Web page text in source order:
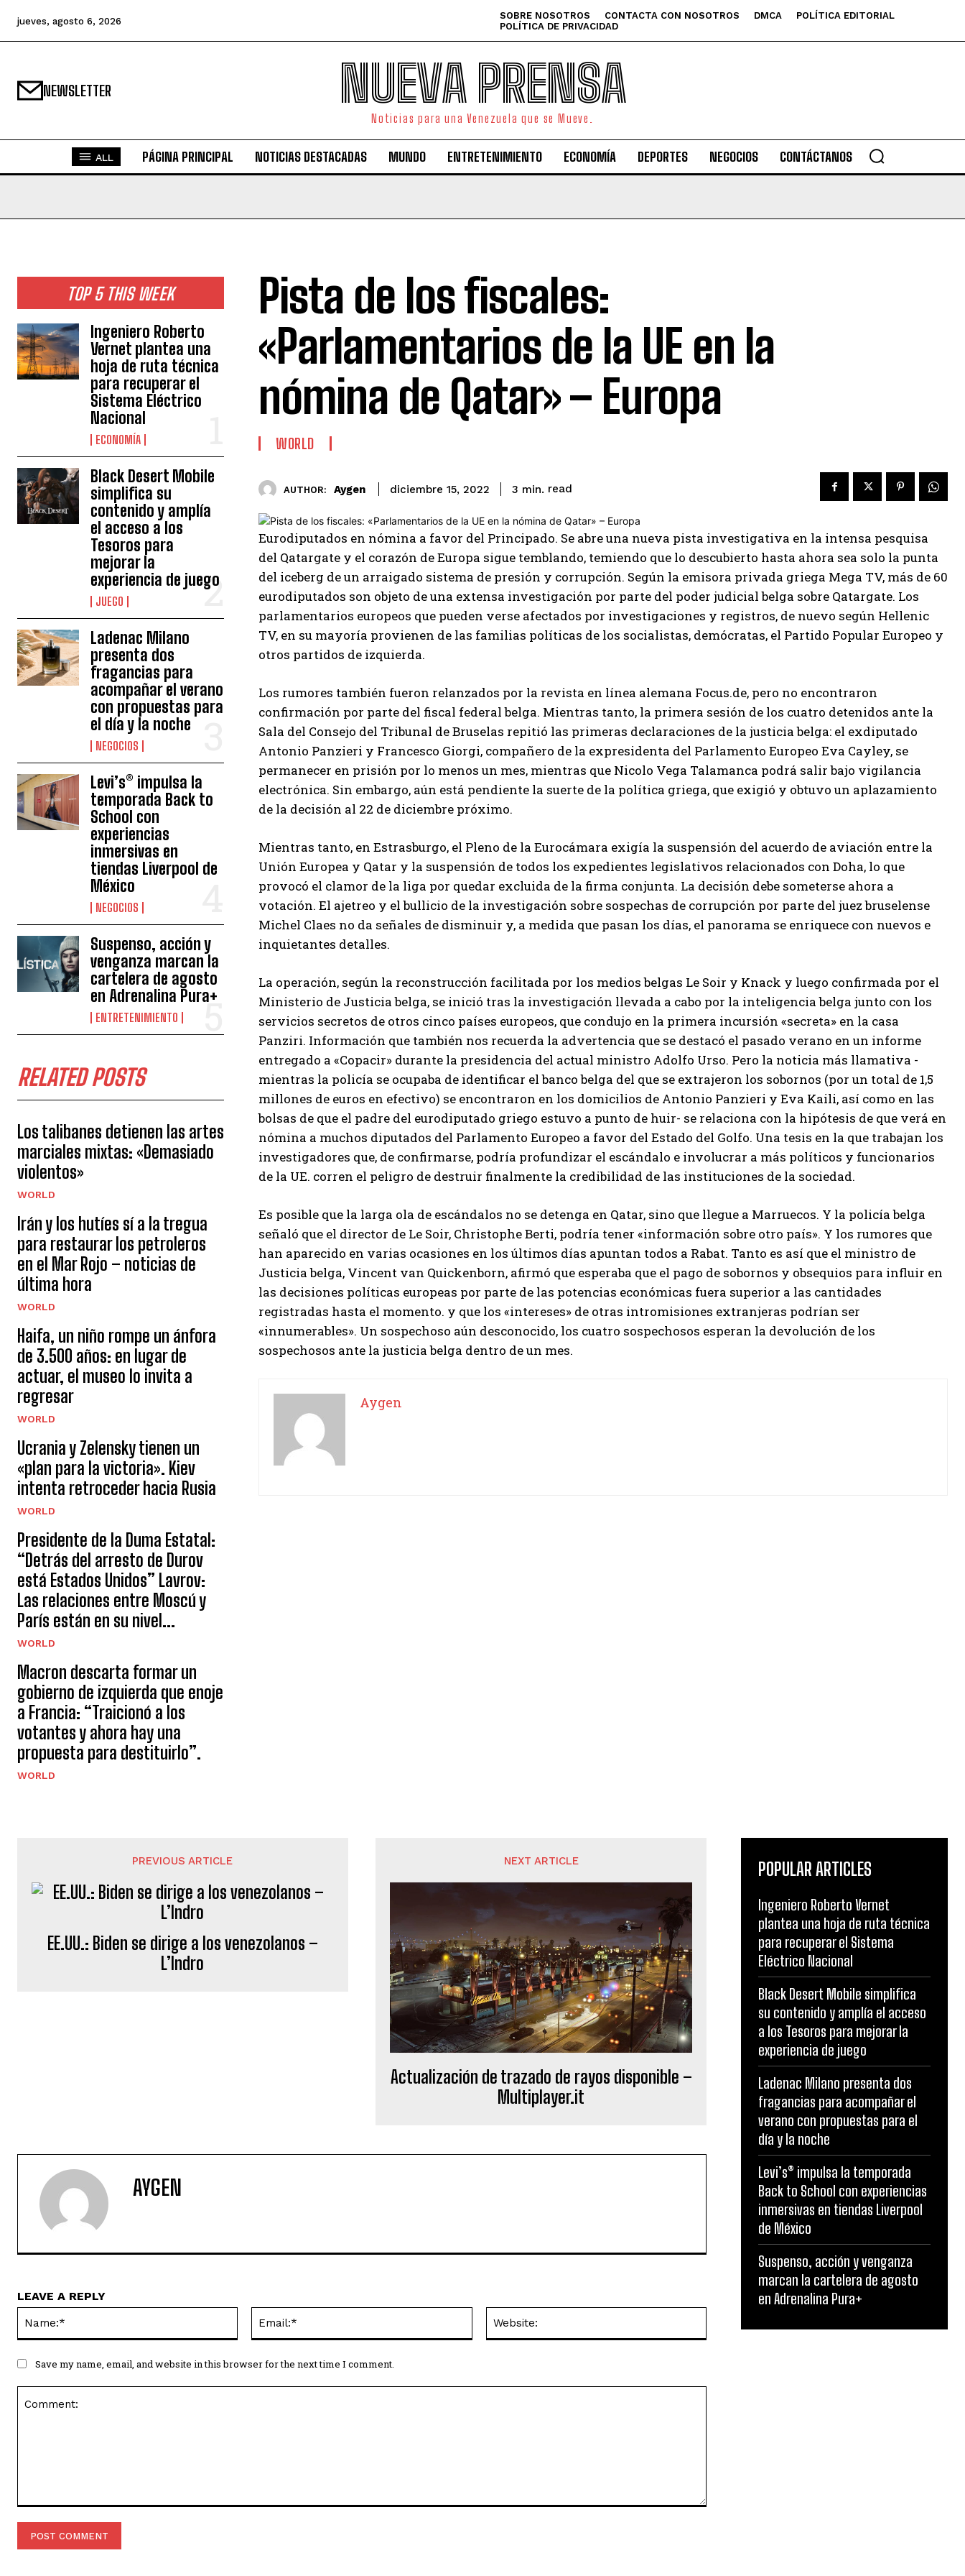
I WANT IN
I've read and accept thePrivacy Policy.
jueves, agosto 6, 2026 SOBRE NOSOTROS CONTACTA CON NOSOTROS DMCA
POLÍTICA EDITORIAL
POLÍTICA DE PRIVACIDAD
NEWSLETTER NUEVA PRENSA
Noticias para una Venezuela que se Mueve.
ALL PÁGINA PRINCIPAL NOTICIAS DESTACADAS MUNDO ENTRETENIMIENTO ECONOMÍA DEPORTES NEGOCIOS CONTÁCTANOS
TOP 5 THIS WEEK
Ingeniero Roberto
Vernet plantea una
hoja de ruta técnica
para recuperar el
Sistema Eléctrico
Nacional
ECONOMÍA
Black Desert Mobile
simplifica su
contenido y amplía
el acceso a los
Tesoros para
mejorar la
experiencia de juego
JUEGO
Ladenac Milano
presenta dos
fragancias para
acompañar el verano
con propuestas para
el día y la noche
NEGOCIOS
Levi’s® impulsa la
temporada Back to
School con
experiencias
inmersivas en
tiendas Liverpool de
México
NEGOCIOS
Suspenso, acción y
venganza marcan la
cartelera de agosto
en Adrenalina Pura+
ENTRETENIMIENTO
RELATED POSTS
Los talibanes detienen las artes
marciales mixtas: «Demasiado
violentos»
WORLD
Irán y los hutíes sí a la tregua
para restaurar los petroleros
en el Mar Rojo – noticias de
última hora
WORLD
Haifa, un niño rompe un ánfora
de 3.500 años: en lugar de
actuar, el museo lo invita a
regresar
WORLD
Ucrania y Zelensky tienen un
«plan para la victoria». Kiev
intenta retroceder hacia Rusia
WORLD
Presidente de la Duma Estatal:
“Detrás del arresto de Durov
está Estados Unidos” Lavrov:
Las relaciones entre Moscú y
París están en su nivel...
WORLD
Macron descarta formar un
gobierno de izquierda que enoje
a Francia: “Traicionó a los
votantes y ahora hay una
propuesta para destituirlo”.
WORLD
Pista de los fiscales:
«Parlamentarios de la UE en la
nómina de Qatar» – Europa
WORLD
AUTHOR: Aygen diciembre 15, 2022 3 min. read
Eurodiputados en nómina a favor del Principado. Se abre una nueva pista investigativa en la intensa pesquisa
del Qatargate y el corazón de Europa sigue temblando, temiendo que lo descubierto hasta ahora sea solo la punta
del iceberg de un arraigado sistema de presión y corrupción. Según la emisora ​​privada griega Mega TV, más de 60
eurodiputados son objeto de una extensa investigación por parte del poder judicial belga sobre Qatargate. Los
parlamentarios europeos que pueden verse afectados por investigaciones y registros, de nuevo según Hellenic
TV, en su mayoría provienen de las familias políticas de los socialistas, demócratas, el Partido Popular Europeo y
otros partidos de izquierda.
Los rumores también fueron relanzados por la revista en línea alemana Focus.de, pero no encontraron
confirmación por parte del fiscal federal belga. Mientras tanto, la primera sesión de los cuatro detenidos ante la
Sala del Consejo del Tribunal de Bruselas repitió las primeras declaraciones de la justicia belga: el exdiputado
Antonio Panzieri y Francesco Giorgi, compañero de la expresidenta del Parlamento Europeo Eva Cayley, se
permanecer en prisión por lo menos un mes, mientras que Nicolo Vega Talamanca podrá salir bajo vigilancia
electrónica. Sin embargo, aún está pendiente la suerte de la política griega, que exigió y obtuvo un aplazamiento
de la decisión al 22 de diciembre próximo.
Mientras tanto, en Estrasburgo, el Pleno de la Eurocámara exigía la suspensión del acuerdo de aviación entre la
Unión Europea y Qatar y la suspensión de todos los expedientes legislativos relacionados con Doha, lo que
provocó el clamor de la liga por quedar excluida de la firma conjunta. La decisión debe someterse ahora a
votación. El ajetreo y el bullicio de la investigación sobre sospechas de corrupción por parte del juez bruselense
Michel Claes no da señales de disminuir y, a medida que pasan los días, el panorama se enriquece con nuevos e
inquietantes detalles.
La operación, según la reconstrucción facilitada por los medios belgas Le Soir y Knack y luego confirmada por el
Ministerio de Justicia belga, se inició tras la investigación llevada a cabo por la inteligencia belga junto con los
servicios secretos de otros cinco países europeos, que condujo en la primera incursión «secreta» en la casa
Panziri. Información que también nos recuerda la advertencia que se destacó el pasado verano en un informe
entregado a «Copacir» durante la presidencia del actual ministro Adolfo Urso. Pero la noticia más llamativa -
mientras la policía se ocupaba de identificar el banco belga del que se extrajeron los sobornos (por un total de 1,5
millones de euros en efectivo) se encontraron en los domicilios de Antonio Panzieri y Eva Kaili, así como en las
bolsas de que el padre del eurodiputado griego estuvo a punto de huir- se relaciona con la hipótesis de que verá en
nómina a muchos diputados del Parlamento Europeo a favor del Estado del Golfo. Una tesis en la que trabajan los
investigadores que, de confirmarse, podría profundizar el escándalo e involucrar a más políticos y funcionarios
de la UE. corren el peligro de destruir finalmente la credibilidad de las instituciones de la sociedad.
Es posible que la larga ola de escándalos no se detenga en Qatar, sino que llegue a Marruecos. Y la policía belga
señaló que el director de Le Soir, Christophe Berti, podría tener «información sobre otro país». Y los rumores que
han aparecido en varias ocasiones en los últimos días apuntan todos a Rabat. Tanto es así que el ministro de
Justicia belga, Vincent van Quickenborn, afirmó que esperaba que el pago de sobornos y obsequios para influir en
las decisiones políticas europeas por parte de las potencias económicas fuera superior a las cantidades
registradas hasta el momento. y que los «intereses» de otras intromisiones extranjeras podrían ser
«innumerables». Un sospechoso aún desconocido, los cuatro sospechosos esperan la devolución de los
sospechosos ante la justicia belga dentro de un mes.
Aygen
PREVIOUS ARTICLE
EE.UU.: Biden se dirige a los venezolanos –
L’Indro
NEXT ARTICLE
Actualización de trazado de rayos disponible –
Multiplayer.it
AYGEN
LEAVE A REPLY
Save my name, email, and website in this browser for the next time I comment.
POPULAR ARTICLES
Ingeniero Roberto Vernet
plantea una hoja de ruta técnica
para recuperar el Sistema
Eléctrico Nacional
Black Desert Mobile simplifica
su contenido y amplía el acceso
a los Tesoros para mejorar la
experiencia de juego
Ladenac Milano presenta dos
fragancias para acompañar el
verano con propuestas para el
día y la noche
Levi’s® impulsa la temporada
Back to School con experiencias
inmersivas en tiendas Liverpool
de México
Suspenso, acción y venganza
marcan la cartelera de agosto
en Adrenalina Pura+